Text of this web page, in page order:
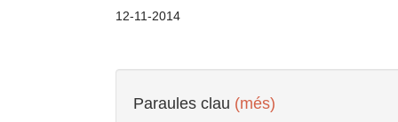
12-11-2014
Paraules clau (més)